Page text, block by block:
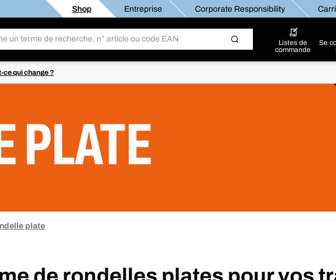
Shop Entreprise Corporate Responsibility
Listes de
commande
Se
ce qui change ?
PLATE
plate